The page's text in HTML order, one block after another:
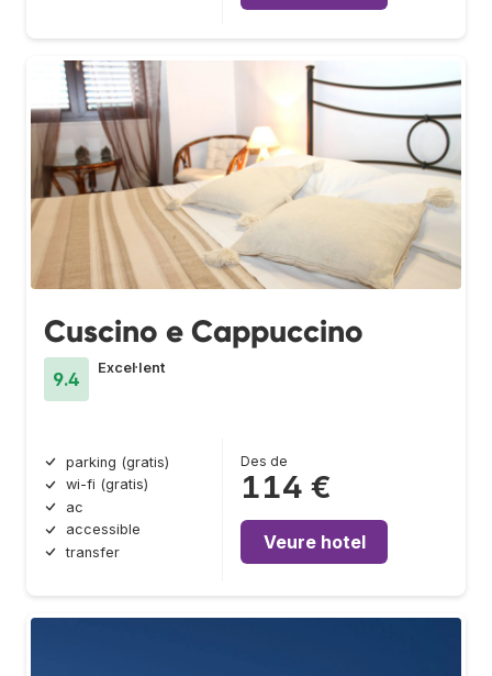
Cuscino e Cappuccino
9.4
Excel·lent
parking (gratis)
wi-fi (gratis)
ac
accessible
transfer
Des de
114 €
Veure hotel